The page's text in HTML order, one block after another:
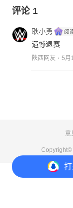
评论 1
耿小勇
遗憾退赛
陕西网友 5月
意
Copyright©